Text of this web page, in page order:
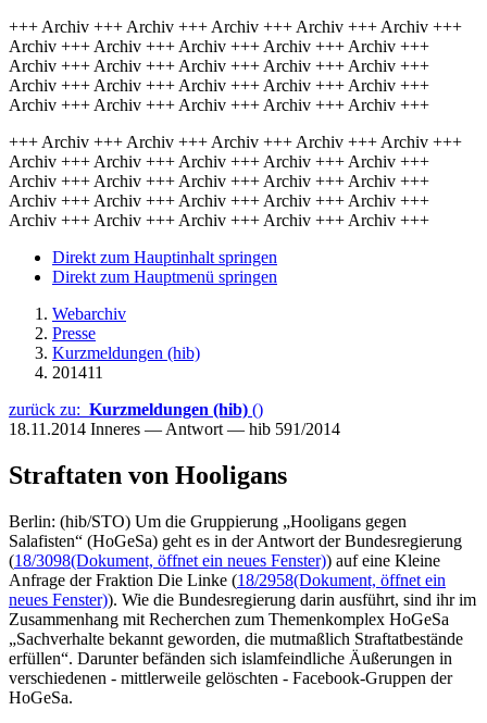
+++ Archiv +++ Archiv +++ Archiv +++ Archiv +++ Archiv +++
Archiv +++ Archiv +++ Archiv +++ Archiv +++ Archiv +++
Archiv +++ Archiv +++ Archiv +++ Archiv +++ Archiv +++
Archiv +++ Archiv +++ Archiv +++ Archiv +++ Archiv +++
Archiv +++ Archiv +++ Archiv +++ Archiv +++ Archiv +++
+++ Archiv +++ Archiv +++ Archiv +++ Archiv +++ Archiv +++
Archiv +++ Archiv +++ Archiv +++ Archiv +++ Archiv +++
Archiv +++ Archiv +++ Archiv +++ Archiv +++ Archiv +++
Archiv +++ Archiv +++ Archiv +++ Archiv +++ Archiv +++
Archiv +++ Archiv +++ Archiv +++ Archiv +++ Archiv +++
Direkt zum Hauptinhalt springen
Direkt zum Hauptmenü springen
Webarchiv
Presse
Kurzmeldungen (hib)
201411
zurück zu: Kurzmeldungen (hib) ()
18.11.2014 Inneres — Antwort — hib 591/2014
Straftaten von Hooligans
Berlin: (hib/STO) Um die Gruppierung „Hooligans gegen
Salafisten“ (HoGeSa) geht es in der Antwort der Bundesregierung
(18/3098(Dokument, öffnet ein neues Fenster)) auf eine Kleine
Anfrage der Fraktion Die Linke (18/2958(Dokument, öffnet ein
neues Fenster)). Wie die Bundesregierung darin ausführt, sind ihr im
Zusammenhang mit Recherchen zum Themenkomplex HoGeSa
„Sachverhalte bekannt geworden, die mutmaßlich Straftatbestände
erfüllen“. Darunter befänden sich islamfeindliche Äußerungen in
verschiedenen - mittlerweile gelöschten - Facebook-Gruppen der
HoGeSa.